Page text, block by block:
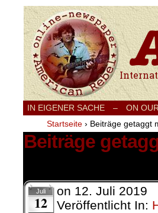
IN EIGENER SACHE – ON
Startseite › Beiträge getaggt
Beiträge
Juli
12
on 12. Juli 2019
Veröffentlicht In: